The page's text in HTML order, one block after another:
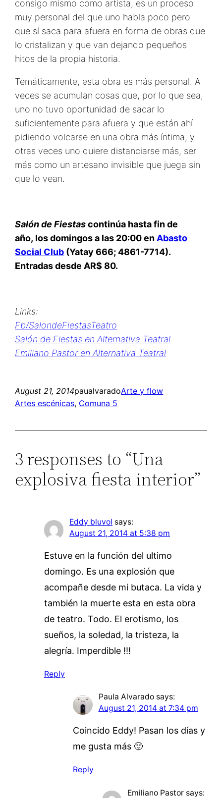
consigo mismo como artista, es un proceso
muy personal del que uno habla poco pero
que sí saca para afuera en forma de obras que
lo cristalizan y que van dejando pequeños
hitos de la propia historia.
Temáticamente, esta obra es más personal. A
veces se acumulan cosas que, por lo que sea,
uno no tuvo oportunidad de sacar lo
suficientemente para afuera y que están ahí
pidiendo volcarse en una obra más íntima, y
otras veces uno quiere distanciarse más, ser
más como un artesano invisible que juega sin
que lo vean.
Salón de Fiestascontinúa hasta fin de
año, los domingos a las 20:00 enAbasto
Social Club (Yatay 666; 4861-7714).
Entradas desde AR$ 80.
Links:
Fb/SalondeFiestasTeatro
Salón de Fiestas en Alternativa Teatral
Emiliano Pastor en Alternativa Teatral
August 21, 2014paualvaradoArte y flow
Artes escénicas, Comuna 5
3 responses to “Una
explosiva fiesta interior”
Eddy bluvol says:
August 21, 2014 at 5:38 pm
Estuve en la función del ultimo
domingo. Es una explosión que
acompañe desde mi butaca. La vida y
también la muerte esta en esta obra
de teatro. Todo. El erotismo, los
sueños, la soledad, la tristeza, la
alegría. Imperdible !!!
Reply
Paula Alvarado says:
August 21, 2014 at 7:34 pm
Coincido Eddy! Pasan los días y
me gusta más 🙂
Reply
Emiliano Pastor says: